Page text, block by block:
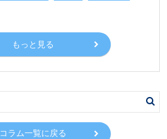
もっと見る
コラム一覧に戻る